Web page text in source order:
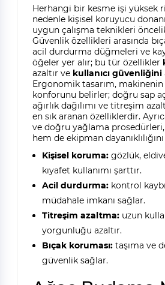
Herhangi bir kesme işi yüksek
nedenle kişisel koruyucu
uygun çalışma teknikleri
Güvenlik özellikleri arasında
acil durdurma düğmeleri ve
öğeler yer alır; bu tür özellikler
azaltır ve kullanıcı güvenliğini
Ergonomik tasarım, makinenin
konforunu belirler; doğru sap
ağırlık dağılımı ve titreşim
en sık aranan özelliklerdir.
ve doğru yağlama
hem de ekipman dayanıklılığını
Kişisel koruma:gözlük,
kıyafet kullanımı şarttır.
Acil durdurma:kontrol
müdahale imkanı sağlar.
Titreşim azaltma:uzun
yorgunluğu azaltır.
Bıçak koruması:taşıma ve
güvenlik sağlar.